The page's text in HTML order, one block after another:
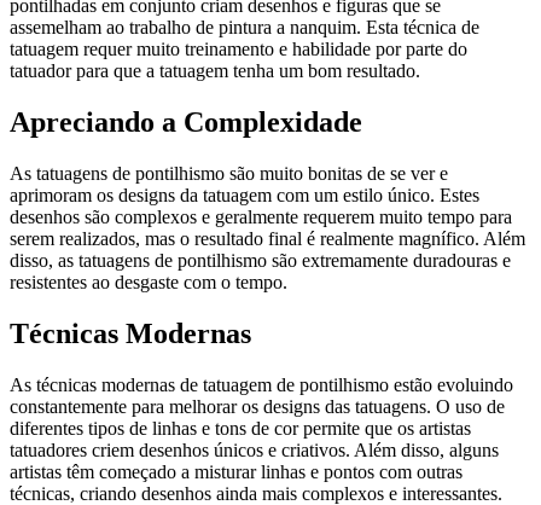
pontilhadas em conjunto criam desenhos e figuras que se
assemelham ao trabalho de pintura a nanquim. Esta técnica de
tatuagem requer muito treinamento e habilidade por parte do
tatuador para que a tatuagem tenha um bom resultado.
Apreciando a Complexidade
As tatuagens de pontilhismo são muito bonitas de se ver e
aprimoram os designs da tatuagem com um estilo único. Estes
desenhos são complexos e geralmente requerem muito tempo para
serem realizados, mas o resultado final é realmente magnífico. Além
disso, as tatuagens de pontilhismo são extremamente duradouras e
resistentes ao desgaste com o tempo.
Técnicas Modernas
As técnicas modernas de tatuagem de pontilhismo estão evoluindo
constantemente para melhorar os designs das tatuagens. O uso de
diferentes tipos de linhas e tons de cor permite que os artistas
tatuadores criem desenhos únicos e criativos. Além disso, alguns
artistas têm começado a misturar linhas e pontos com outras
técnicas, criando desenhos ainda mais complexos e interessantes.